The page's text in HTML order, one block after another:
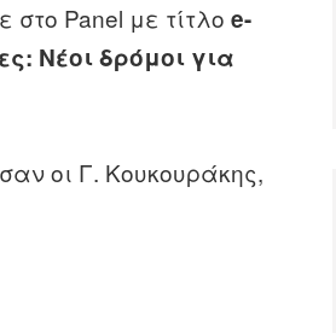
Panel με τίτλοe-
Νέοι δρόμοι για
οι Γ. Κουκουράκης,